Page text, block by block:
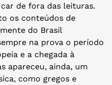
de fora das leituras.
os conteúdos de
do Brasil
na prova o período
e a chegada à
apareceu, ainda, um
como gregos e